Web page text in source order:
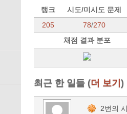
랭크
시도/미시도 문제
205
78/270
채점 결과 분포
최근 한 일들 (더 보기)
2번의